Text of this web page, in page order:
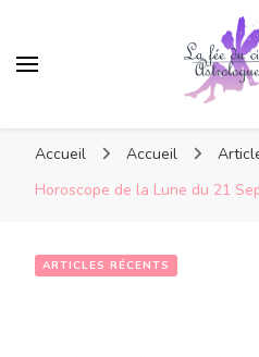
Accueil Accueil
Horoscope de la Lune du 21
ARTICLES RÉCENTS